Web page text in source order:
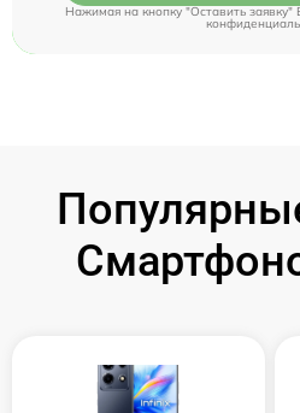
Нажимая на кнопку "Оставить